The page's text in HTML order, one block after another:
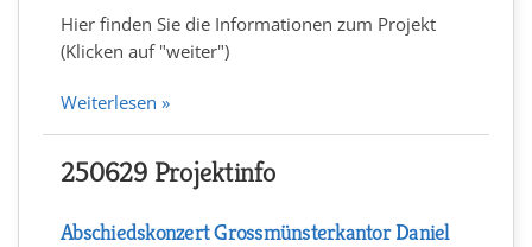
Hier finden Sie die Informationen zum Projekt
(Klicken auf "weiter")
Weiterlesen »
250629 Projektinfo
Abschiedskonzert Grossmünsterkantor Daniel